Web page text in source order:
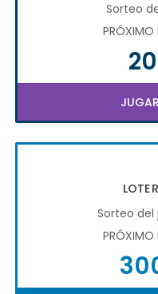
Sorteo
PRÓXIMO
Sorteo del
PRÓXIMO